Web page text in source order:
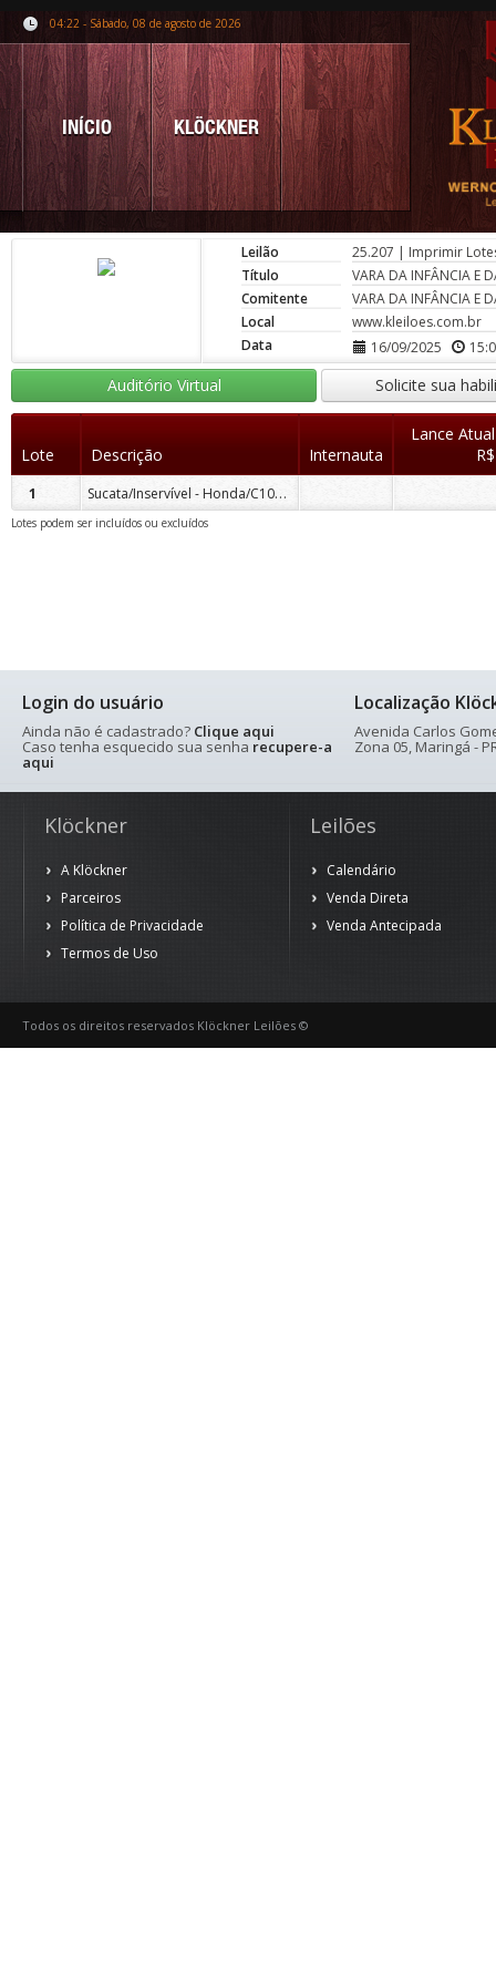
04:22 - Sábado, 08 de agosto de 2026
INÍCIO KLÖCKNER
Leilão 25.207 | Imprimir
Título
VARA DA INFÂNCIA E
Comitente
VARA DA INFÂNCIA E
Local
www.kleiloes.com.br
Data
16/09/2025
Auditório Virtual Solicite sua
Lote Descrição Internauta
Lance Atual
R$
1 Sucata/Inservível - Honda/C100 BIZ ES
Lotes podem ser incluídos ou excluídos
Login do usuário
Ainda não é cadastrado? Clique aqui
Caso tenha esquecido sua senha recupere-a
aqui
Localização
Avenida Carlos
Zona 05, Maringá -
Klöckner
A Klöckner
Parceiros
Política de Privacidade
Termos de Uso
Leilões
Calendário
Venda Direta
Venda Antecipada
Todos os direitos reservados Klöckner Leilões ©